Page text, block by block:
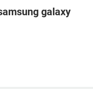
galaxy